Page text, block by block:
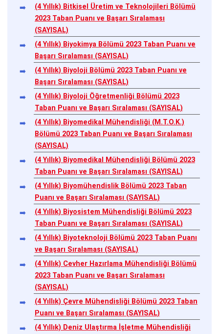
(4 Yıllık) Bitkisel Üretim ve Teknolojileri Bölümü
2023 Taban Puanı ve Başarı Sıralaması
(SAYISAL)
(4 Yıllık) Biyokimya Bölümü 2023 Taban Puanı ve
Başarı Sıralaması (SAYISAL)
(4 Yıllık) Biyoloji Bölümü 2023 Taban Puanı ve
Başarı Sıralaması (SAYISAL)
(4 Yıllık) Biyoloji Öğretmenliği Bölümü 2023
Taban Puanı ve Başarı Sıralaması (SAYISAL)
(4 Yıllık) Biyomedikal Mühendisliği (M.T.O.K.)
Bölümü 2023 Taban Puanı ve Başarı Sıralaması
(SAYISAL)
(4 Yıllık) Biyomedikal Mühendisliği Bölümü 2023
Taban Puanı ve Başarı Sıralaması (SAYISAL)
(4 Yıllık) Biyomühendislik Bölümü 2023 Taban
Puanı ve Başarı Sıralaması (SAYISAL)
(4 Yıllık) Biyosistem Mühendisliği Bölümü 2023
Taban Puanı ve Başarı Sıralaması (SAYISAL)
(4 Yıllık) Biyoteknoloji Bölümü 2023 Taban Puanı
ve Başarı Sıralaması (SAYISAL)
(4 Yıllık) Cevher Hazırlama Mühendisliği Bölümü
2023 Taban Puanı ve Başarı Sıralaması
(SAYISAL)
(4 Yıllık) Çevre Mühendisliği Bölümü 2023 Taban
Puanı ve Başarı Sıralaması (SAYISAL)
(4 Yıllık) Deniz Ulaştırma İşletme Mühendisliği